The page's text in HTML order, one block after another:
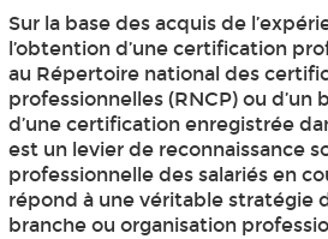
Sur la base des acquis de
l’obtention d’une certification
au Répertoire national des
professionnelles (RNCP) ou d’un
d’une certification enregistrée
est un levier de reconnaissance
professionnelle des salariés en
répond à une véritable stratégie
branche ou organisation